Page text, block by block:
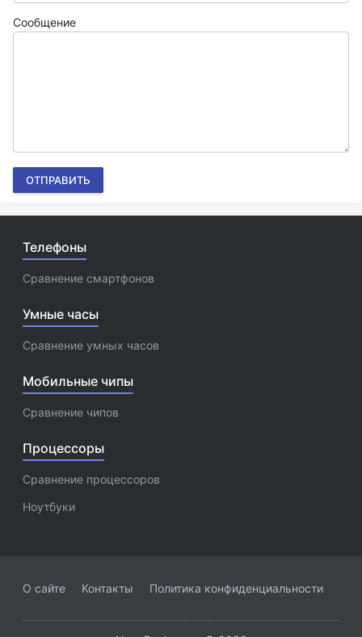
Сообщение
ОТПРАВИТЬ
Телефоны
Сравнение смартфонов
Умные часы
Сравнение умных часов
Мобильные чипы
Сравнение чипов
Процессоры
Сравнение процессоров
Ноутбуки
О сайте Контакты Политика конфиденциальности